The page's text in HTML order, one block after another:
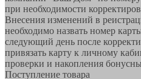
при необходимости
Внесения изменений в
необходимо назвать номер
следующий день после
привязать карту к личному
проверки и накопления
Поступление товара